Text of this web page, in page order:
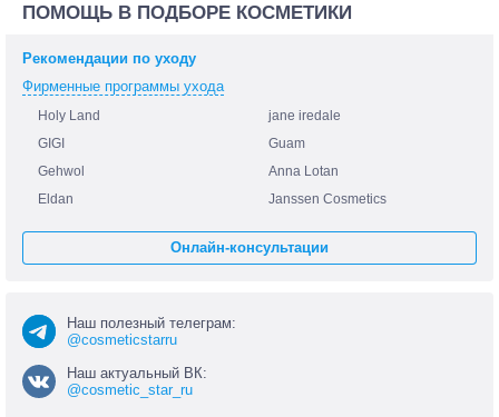
ПОМОЩЬ В ПОДБОРЕ КОСМЕТИКИ
Рекомендации по уходу
Фирменные программы ухода
Holy Land
jane iredale
GIGI
Guam
Gehwol
Anna Lotan
Eldan
Janssen Cosmetics
Онлайн-консультации
Наш полезный телеграм:
@cosmeticstarru
Наш актуальный ВК:
@cosmetic_star_ru